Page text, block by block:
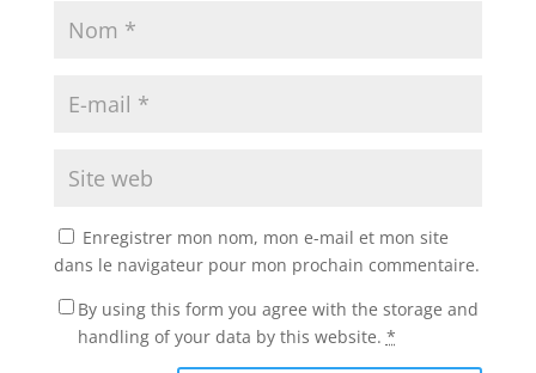
Enregistrer mon nom, mon e-mail et mon site
dans le navigateur pour mon prochain commentaire.
By using this form you agree with the storage and
handling of your data by this website. *